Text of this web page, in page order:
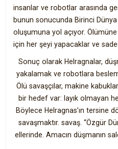
insanlar ve robotlar arasında
bunun sonucunda Birinci Dünya
oluşumuna yol açıyor.
için her şeyi yapacaklar ve
Sonuç olarak Helragnalar,
yakalamak ve robotlara
Ölü savaşçılar, makine
bir hedef var: layık olmayan
Böylece Helragnas’ın tersine
savaşmaktır. savaş. “Özgür
ellerinde. Amacın düşmanın